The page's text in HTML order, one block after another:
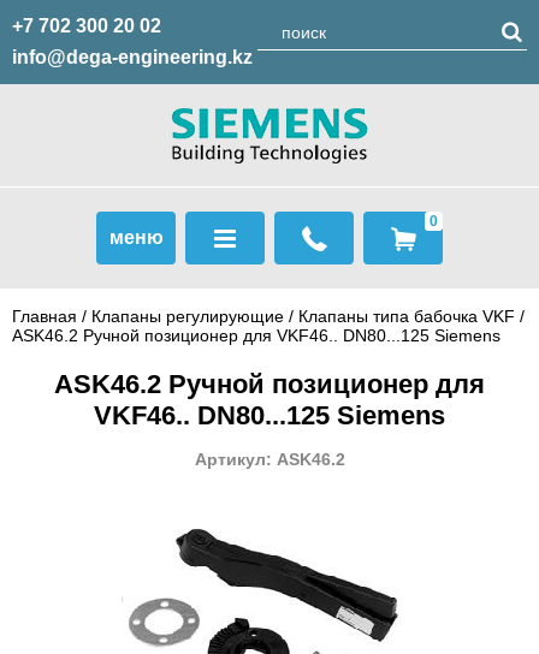
+7 702 300 20 02
info@dega-engineering.kz
меню
0
Главная / Клапаны регулирующие / Клапаны типа бабочка VKF /
ASK46.2 Ручной позиционер для VKF46.. DN80...125 Siemens
ASK46.2 Ручной позиционер для
VKF46.. DN80...125 Siemens
Артикул: ASK46.2